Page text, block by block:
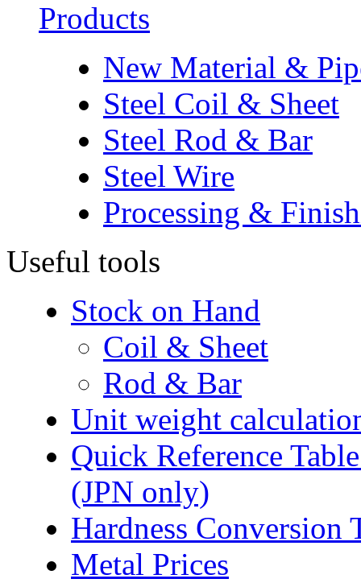
Products
New Material &
Steel Coil & Sheet
Steel Rod & Bar
Steel Wire
Processing &
Useful tools
Stock on Hand
Coil & Sheet
Rod & Bar
Unit weight
Quick Reference
(JPN only)
Hardness Conversion
Metal Prices